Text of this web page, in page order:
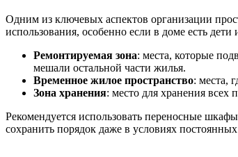
Одним из ключевых аспектов организации
использования, особенно если в доме есть
Ремонтируемая зона: места, которые
мешали остальной части жилья.
Временное жилое пространство: места,
Зона хранения: место для хранения всех
Рекомендуется использовать переносные
сохранить порядок даже в условиях